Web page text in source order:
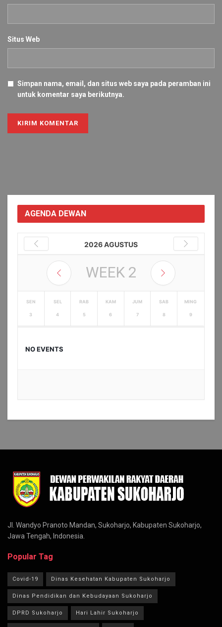
Situs Web
Simpan nama, email, dan situs web saya pada peramban ini
untuk komentar saya berikutnya.
AGENDA DEWAN
2026 AGUSTUS
WEEK 2
SEN
3
SEL
4
RAB
5
KAM
6
JUM
7
SAB
8
MING
9
NO EVENTS
Jl. Wandyo Pranoto Mandan, Sukoharjo, Kabupaten Sukoharjo,
Jawa Tengah, Indonesia.
Popular Tag
Covid-19 Dinas Kesehatan Kabupaten Sukoharjo
Dinas Pendidikan dan Kebudayaan Sukoharjo
DPRD Sukoharjo Hari Lahir Sukoharjo